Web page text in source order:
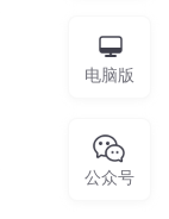
电脑版
公众号